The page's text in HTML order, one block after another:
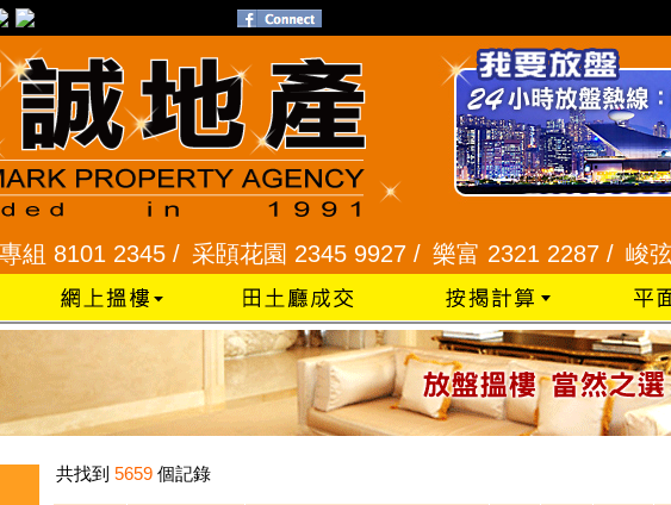
8101 2345 /采頣花園 2345 9927 /樂富 2321 2287 /峻弦、
共找到 5659 個記錄